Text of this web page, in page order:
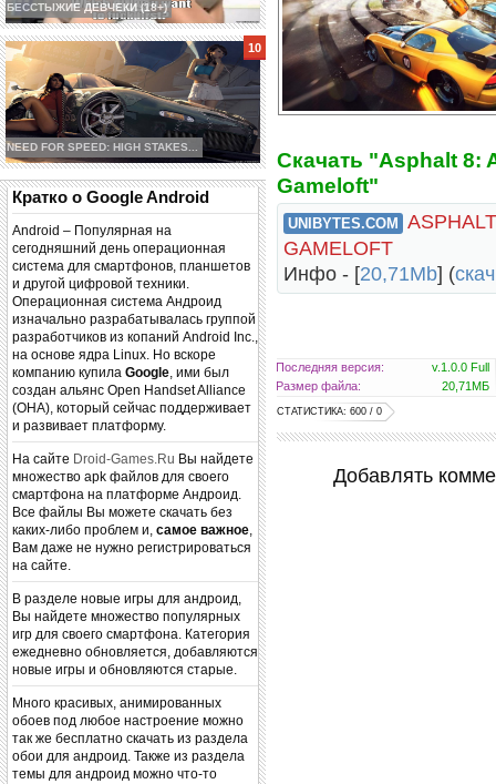
БЕССТЫЖИЕ ДЕВЧЕКИ (18+)
NEED FOR SPEED: HIGH STAKES...
Кратко о Google Android
Android – Популярная на
сегодняшний день операционная
система для смартфонов, планшетов
и другой цифровой техники.
Операционная система Андроид
изначально разрабатывалась группой
разработчиков из копаний Android Inc.,
на основе ядра Linux. Но вскоре
компанию купила Google, ими был
создан альянс Open Handset Alliance
(OHA), который сейчас поддерживает
и развивает платформу.
На сайте Droid-Games.Ru Вы найдете
множество apk файлов для своего
смартфона на платформе Андроид.
Все файлы Вы можете скачать без
каких-либо проблем и, самое важное,
Вам даже не нужно регистрироваться
на сайте.
В разделе новые игры для андроид,
Вы найдете множество популярных
игр для своего смартфона. Категория
ежедневно обновляется, добавляются
новые игры и обновляются старые.
Много красивых, анимированных
обоев под любое настроение можно
так же бесплатно скачать из раздела
обои для андроид. Также из раздела
темы для андроид можно что-то
Cкачать "Asphalt 8:
Gameloft"
UNIBYTES.COM
GAMELOFT
Инфо - [20,71Mb] (
Последняя версия:
v.1.0.0 Full
Размер файла:
20,71МБ
СТАТИСТИКА: 600 / 0
Добавлять